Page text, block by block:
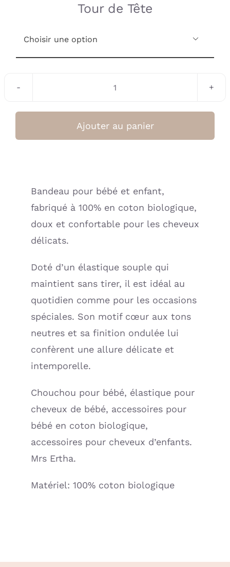
Tour de Tête

quantité
Pack
Blush
Dots
(Mrs
Ajouter au panier
Bandeau pour bébé et enfant,
fabriqué à 100% en coton biologique,
doux et confortable pour les cheveux
délicats.
Doté d’un élastique souple qui
maintient sans tirer, il est idéal au
quotidien comme pour les occasions
spéciales. Son motif cœur aux tons
neutres et sa finition ondulée lui
confèrent une allure délicate et
intemporelle.
Chouchou pour bébé, élastique pour
cheveux de bébé, accessoires pour
bébé en coton biologique,
accessoires pour cheveux d’enfants.
Mrs Ertha.
Matériel: 100% coton biologique